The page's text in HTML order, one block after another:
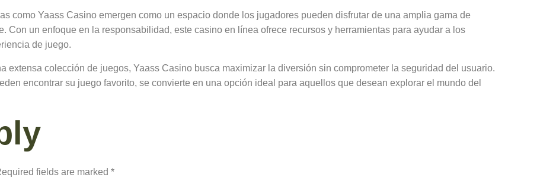
como Yaass Casino emergen como un espacio donde los jugadores pueden disfrutar de una amplia gama de
Con un enfoque en la responsabilidad, este casino en línea ofrece recursos y herramientas para ayudar a los
de juego.
extensa colección de juegos, Yaass Casino busca maximizar la diversión sin comprometer la seguridad del usuario.
encontrar su juego favorito, se convierte en una opción ideal para aquellos que desean explorar el mundo del
fields are marked *